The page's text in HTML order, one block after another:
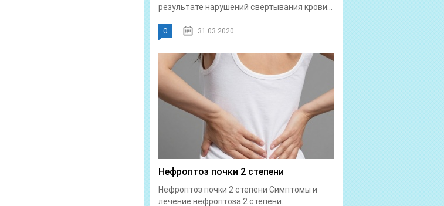
результате нарушений свертывания крови...
0 31.03.2020
Нефроптоз почки 2 степени
Нефроптоз почки 2 степени Симптомы и
лечение нефроптоза 2 степени...